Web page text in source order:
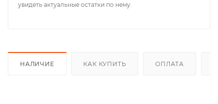
увидеть актуальные остатки по нему.
НАЛИЧИЕ КАК КУПИТЬ ОПЛАТА